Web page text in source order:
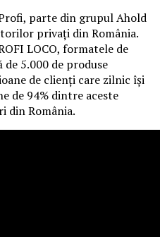
parte din grupul Ahold
privați din România.
LOCO, formatele de
de 5.000 de produse
de clienți care zilnic își
de 94% dintre aceste
din România.